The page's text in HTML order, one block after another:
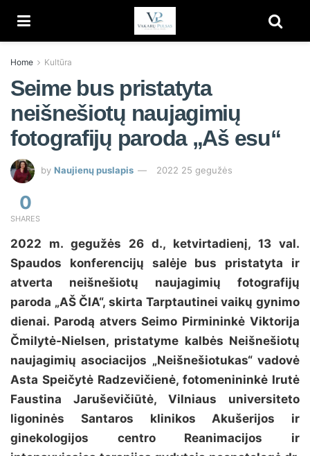
Home Kultūra
Seime bus pristatyta
neišnešiotų naujagimių
fotografijų paroda „Aš esu“
by Naujienų puslapis 2022 25 gegužės
0
SHARES
2022 m. gegužės 26 d., ketvirtadienį, 13 val.
Spaudos konferencijų salėje bus pristatyta ir
atverta neišnešiotų naujagimių fotografijų
paroda „AŠ ČIA“, skirta Tarptautinei vaikų gynimo
dienai. Parodą atvers Seimo Pirmininkė Viktorija
Čmilytė-Nielsen, pristatyme kalbės Neišnešiotų
naujagimių asociacijos „Neišnešiotukas“ vadovė
Asta Speičytė Radzevičienė, fotomenininkė Irutė
Faustina Jaruševičiūtė, Vilniaus universiteto
ligoninės Santaros klinikos Akušerijos ir
ginekologijos centro Reanimacijos ir